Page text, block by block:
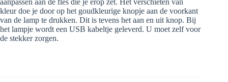
kleur doe je door op het goudkleurige knopje aan de voorkant
van de lamp te drukken. Dit is tevens het aan en uit knop. Bij
het lampje wordt een USB kabeltje geleverd. U moet zelf voor
de stekker zorgen.